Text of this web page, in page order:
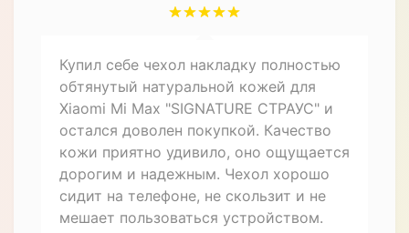
Купил себе чехол накладку полностью
обтянутый натуральной кожей для
Xiaomi Mi Max "SIGNATURE СТРАУС" и
остался доволен покупкой. Качество
кожи приятно удивило, оно ощущается
дорогим и надежным. Чехол хорошо
сидит на телефоне, не скользит и не
мешает пользоваться устройством.